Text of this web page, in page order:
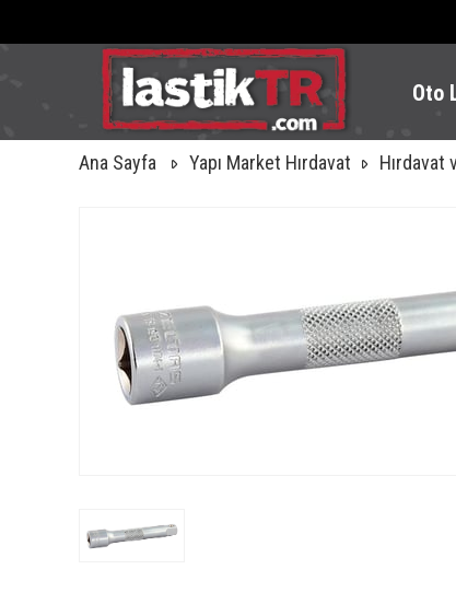
Oto
Ana Sayfa Yapı Market Hırdavat Hırdavat